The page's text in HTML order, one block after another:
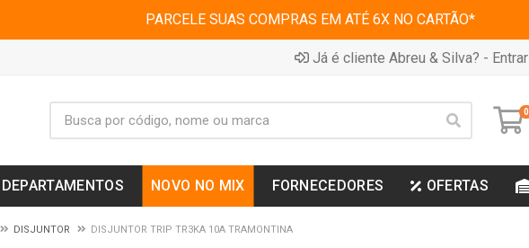
PARCELE SUAS COMPRAS EM ATÉ 6X NO CARTÃO*
Já é cliente Abreu & Silva? - Entrar
0
DEPARTAMENTOS NOVO NO MIX FORNECEDORES OFERTAS
DISJUNTOR DISJUNTOR TRIP TR3KA 10A TRAMONTINA